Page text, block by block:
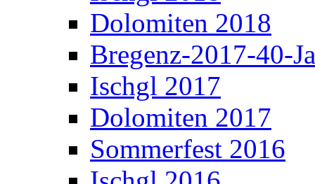
Dolomiten 2018
Bregenz-2017-40-
Ischgl 2017
Dolomiten 2017
Sommerfest 2016